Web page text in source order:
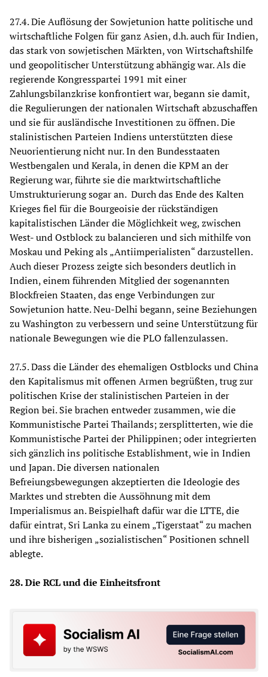
27.4. Die Auflösung der Sowjetunion hatte politische und
wirtschaftliche Folgen für ganz Asien, d.h. auch für Indien,
das stark von sowjetischen Märkten, von Wirtschaftshilfe
und geopolitischer Unterstützung abhängig war. Als die
regierende Kongresspartei 1991 mit einer
Zahlungsbilanzkrise konfrontiert war, begann sie damit,
die Regulierungen der nationalen Wirtschaft abzuschaffen
und sie für ausländische Investitionen zu öffnen. Die
stalinistischen Parteien Indiens unterstützten diese
Neuorientierung nicht nur. In den Bundesstaaten
Westbengalen und Kerala, in denen die KPM an der
Regierung war, führte sie die marktwirtschaftliche
Umstrukturierung sogar an. Durch das Ende des Kalten
Krieges fiel für die Bourgeoisie der rückständigen
kapitalistischen Länder die Möglichkeit weg, zwischen
West- und Ostblock zu balancieren und sich mithilfe von
Moskau und Peking als „Antiimperialisten“ darzustellen.
Auch dieser Prozess zeigte sich besonders deutlich in
Indien, einem führenden Mitglied der sogenannten
Blockfreien Staaten, das enge Verbindungen zur
Sowjetunion hatte. Neu-Delhi begann, seine Beziehungen
zu Washington zu verbessern und seine Unterstützung für
nationale Bewegungen wie die PLO fallenzulassen.
27.5. Dass die Länder des ehemaligen Ostblocks und China
den Kapitalismus mit offenen Armen begrüßten, trug zur
politischen Krise der stalinistischen Parteien in der
Region bei. Sie brachen entweder zusammen, wie die
Kommunistische Partei Thailands; zersplitterten, wie die
Kommunistische Partei der Philippinen; oder integrierten
sich gänzlich ins politische Establishment, wie in Indien
und Japan. Die diversen nationalen
Befreiungsbewegungen akzeptierten die Ideologie des
Marktes und strebten die Aussöhnung mit dem
Imperialismus an. Beispielhaft dafür war die LTTE, die
dafür eintrat, Sri Lanka zu einem „Tigerstaat“ zu machen
und ihre bisherigen „sozialistischen“ Positionen schnell
ablegte.
28. Die RCL und die Einheitsfront